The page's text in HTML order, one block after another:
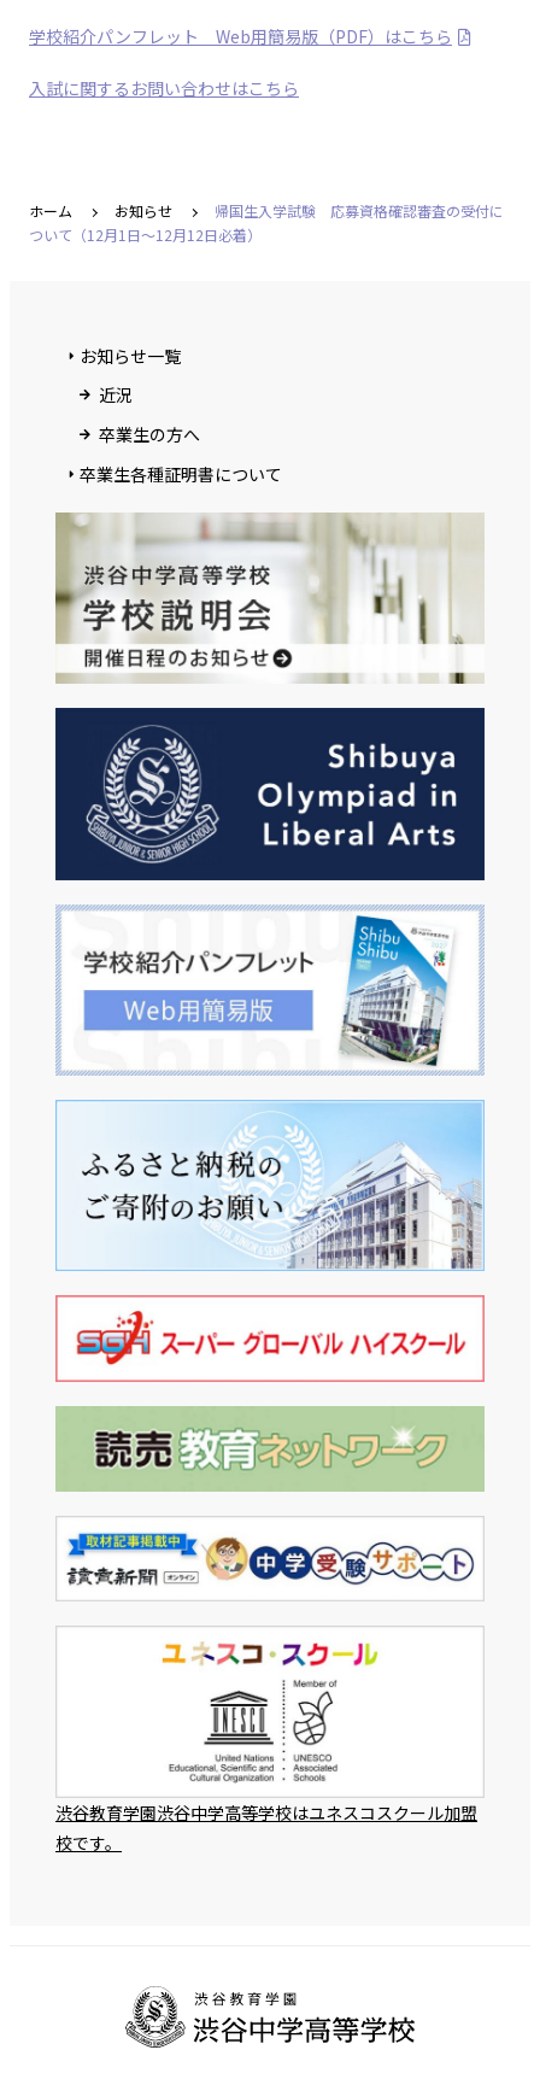
学校紹介パンフレット Web用簡易版（PDF）はこちら
入試に関するお問い合わせはこちら
ホーム お知らせ
帰国生入学試験 応募資格確認審査の受付に
ついて（12月1日～12月12日必着）
お知らせ一覧
近況
卒業生の方へ
卒業生各種証明書について
渋谷教育学園渋谷中学高等学校はユネスコスクール加盟
校です。